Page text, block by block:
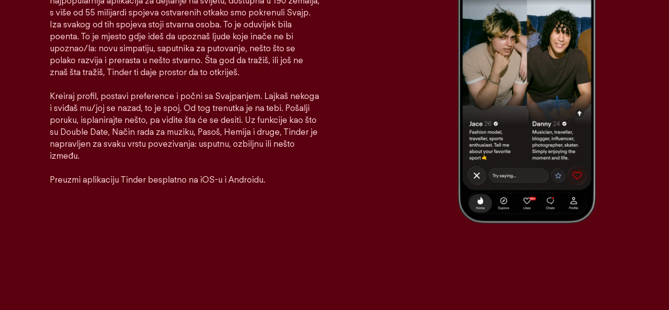
s više od 55 milijardi spojeva ostvarenih otkako smo pokrenuli Svajp.
Iza svakog od tih spojeva stoji stvarna osoba. To je oduvijek bila
poenta. To je mjesto gdje ideš da upoznaš ljude koje inače ne bi
upoznao/la: novu simpatiju, saputnika za putovanje, nešto što se
polako razvija i prerasta u nešto stvarno. Šta god da tražiš, ili još ne
znaš šta tražiš, Tinder ti daje prostor da to otkriješ.
Kreiraj profil, postavi preference i počni sa Svajpanjem. Lajkaš nekoga
i sviđaš mu/joj se nazad, to je spoj. Od tog trenutka je na tebi. Pošalji
poruku, isplanirajte nešto, pa vidite šta će se desiti. Uz funkcije kao što
su Double Date, Način rada za muziku, Pasoš, Hemija i druge, Tinder je
napravljen za svaku vrstu povezivanja: usputnu, ozbiljnu ili nešto
između.
Preuzmi aplikaciju Tinder besplatno na iOS-u i Androidu.